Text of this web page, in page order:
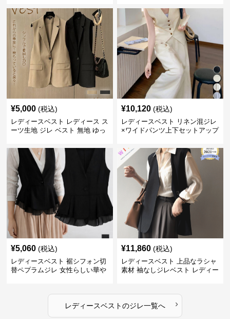
¥5,000 (税込)
レディースベスト レディース ス
ーツ生地 ジレ ベスト 無地 ゆっ
¥10,120 (税込)
レディースベスト リネン混ジレ
×ワイドパンツ上下セットアップ
¥5,060 (税込)
レディースベスト 裾シフォン切
替ペプラムジレ 女性らしい華や
¥11,860 (税込)
レディースベスト 上品なラシャ
素材 袖なしジレベスト レディー
レディースベストのジレ一覧へ ›